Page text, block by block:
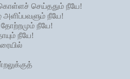
செய்ததும் நீயே!
நீயே!
நீயே!
நீயே!